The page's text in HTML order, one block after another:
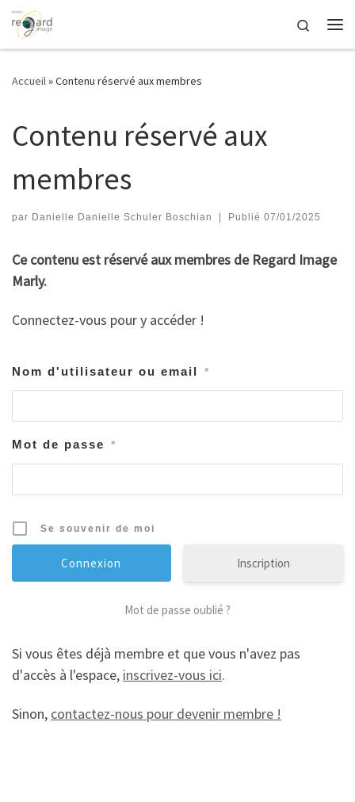
Passer au contenu
Search
Accueil»Contenu réservé aux membres
Contenu réservé aux
membres
par Danielle Danielle Schuler Boschian | Publié 07/01/2025
Ce contenu est réservé aux membres de Regard Image
Marly.
Connectez-vous pour y accéder !
Nom d'utilisateur ou email *
Mot de passe *
Se souvenir de moi
Inscription
Mot de passe oublié ?
Si vous êtes déjà membre et que vous n'avez pas
d'accès à l'espace, inscrivez-vous ici.
Sinon, contactez-nous pour devenir membre !